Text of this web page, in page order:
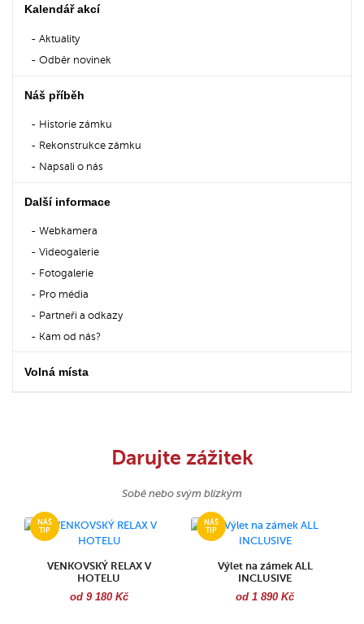
Kalendář akcí
Aktuality
Odběr novinek
Náš příběh
Historie zámku
Rekonstrukce zámku
Napsali o nás
Další informace
Webkamera
Videogalerie
Fotogalerie
Pro média
Partneři a odkazy
Kam od nás?
Volná místa
Darujte zážitek
Sobě nebo svým blízkým
VENKOVSKÝ RELAX V
HOTELU
od 9 180 Kč
Výlet na zámek ALL
INCLUSIVE
od 1 890 Kč